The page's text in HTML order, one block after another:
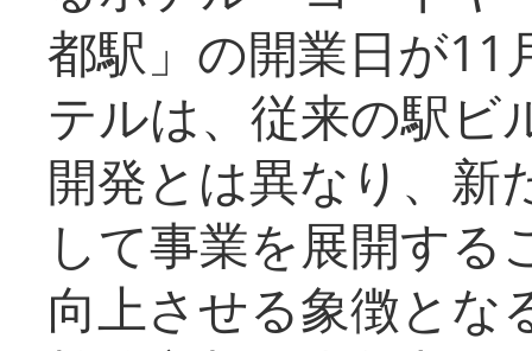
都駅」の開業日が11
テルは、従来の駅ビ
開発とは異なり、新
して事業を展開する
向上させる象徴とな